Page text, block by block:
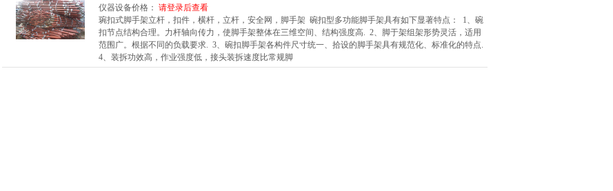
仪器设备价格： 请登录后查看
琬扣式脚手架立杆，扣件，横杆，立杆，安全网，脚手架 碗扣型多功能脚手架具有如下显著特点： 1、碗
扣节点结构合理。力杆轴向传力，使脚手架整体在三维空间、结构强度高. 2、脚于架组架形势灵活，适用
范围广。根据不同的负载要求. 3、碗扣脚手架各构件尺寸统一、拾设的脚手架具有规范化、标准化的特点.
4、装拆功效高，作业强度低，接头装拆速度比常规脚